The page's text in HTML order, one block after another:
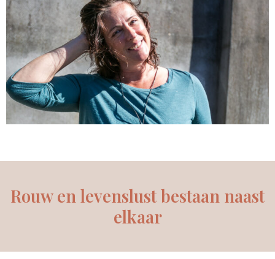
Rouw en levenslust bestaan naast
elkaar